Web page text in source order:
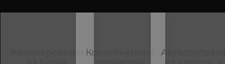
Контейнерные